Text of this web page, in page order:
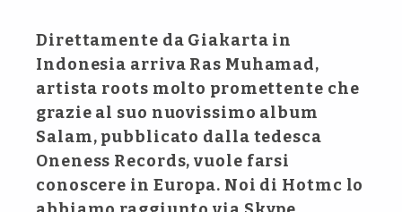
Direttamente da Giakarta in
Indonesia arriva Ras Muhamad,
artista roots molto promettente che
grazie al suo nuovissimo album
Salam, pubblicato dalla tedesca
Oneness Records, vuole farsi
conoscere in Europa. Noi di Hotmc lo